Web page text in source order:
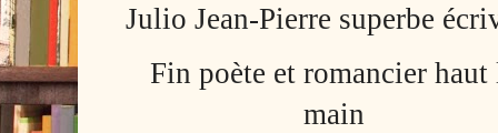
Julio Jean-Pierre superbe
Fin poète et romancier haut
main